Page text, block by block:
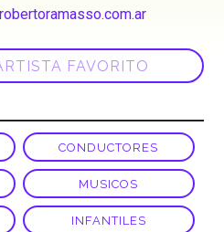
CONDUCTORES
MUSICOS
INFANTILES